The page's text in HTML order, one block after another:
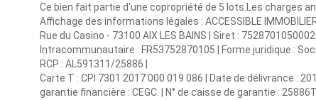
Ce bien fait partie d'une copropriété de 5 lots.Les charges
Affichage des informations légales : ACCESSIBLE
Rue du Casino - 73100 AIX LES BAINS | Siret :
Intracommunautaire : FR53752870105 | Forme juridique :
RCP : AL591311/25886 |
Carte T : CPI 7301 2017 000 019 086 | Date de délivrance :
garantie financière : CEGC. | N° de caisse de garantie :